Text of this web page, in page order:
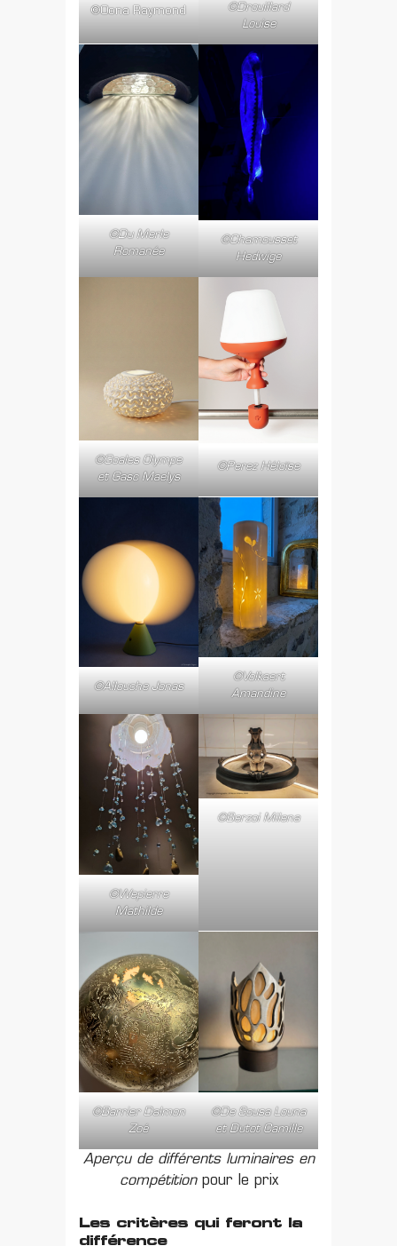
©Oona Raymond
©Drouillard
Louise
©Du Merle
Romanée
©Chamousset
Hedwige
©Goales Olympe
et Gasc Maelys
©Perez Héloïse
©Allouche Jonas
©Volkaert
Amandine
©Wepierre
Mathilde
©Berzoi Milena
©Barrier Dalmon
Zoé
©De Sousa Louna
et Dutot Camille
Aperçu de différents luminaires en
compétitionpour le prix
Les critères qui feront la
différence